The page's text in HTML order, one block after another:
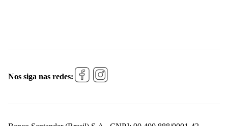
Nos siga nas redes: